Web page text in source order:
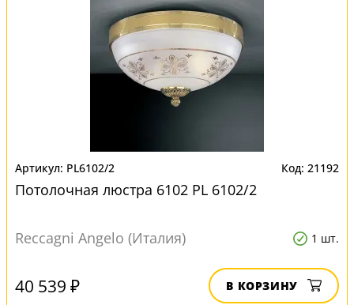
PL6102/2 21192
Потолочная люстра 6102 PL 6102/2
Reccagni Angelo (Италия) 1 шт.
40 539 ₽ В КОРЗИНУ